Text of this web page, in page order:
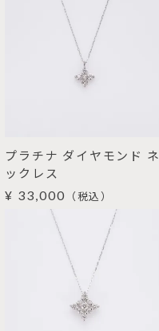
プラチナ ダイヤモンド ネ
ックレス
¥ 33,000 （税込）